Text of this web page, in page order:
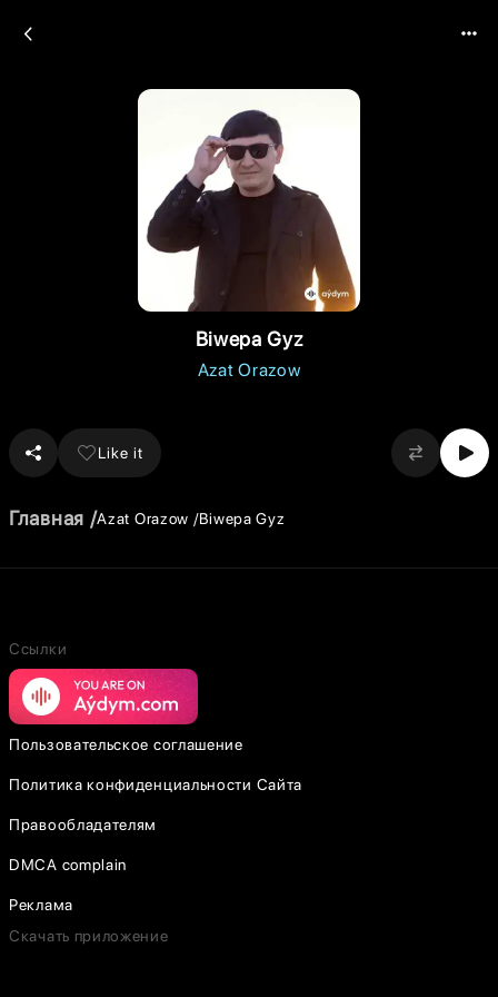
Biwepa Gyz
Azat Orazow
Like it
Главная Azat Orazow Biwepa Gyz
Ссылки
Пользовательское соглашение
Политика конфиденциальности Сайта
Правообладателям
DMCA complain
Реклама
Скачать приложение